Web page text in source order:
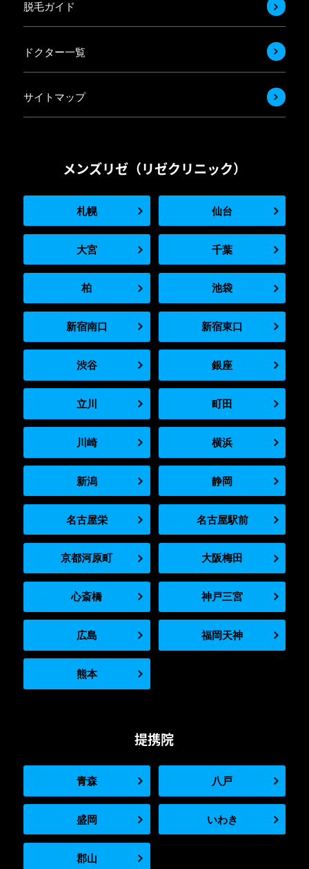
脱毛ガイド
ドクター一覧
サイトマップ
メンズリゼ（リゼクリニック）
札幌 仙台
大宮 千葉
柏 池袋
新宿南口 新宿東口
渋谷 銀座
立川 町田
川崎 横浜
新潟 静岡
名古屋栄 名古屋駅前
京都河原町 大阪梅田
心斎橋 神戸三宮
広島 福岡天神
熊本
提携院
青森 八戸
盛岡 いわき
郡山